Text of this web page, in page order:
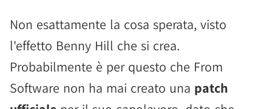
Non esattamente la cosa sperata, visto
l'effetto Benny Hill che si crea.
Probabilmente è per questo che From
Software non ha mai creato una patch